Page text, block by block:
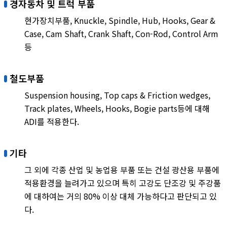
경자동차 및 트럭 부품
현가장치부품, Knuckle, Spindle, Hub, Hooks, Gear &
Case, Cam Shaft, Crank Shaft, Con-Rod, Control Arm
등
철도부품
Suspension housing, Top caps & Friction wedges,
Track plates, Wheels, Hooks, Bogie parts등에 대해
ADI를 적용한다.
기타
그 외에 각종 산업 및 농업용 부품 또는 건설 광산용 부품에
적용환경을 늘려가고 있으며 특히 고강도 단조강 및 주강품
에 대하여는 거의 80% 이상 대체 가능하다고 판단되고 있
다.